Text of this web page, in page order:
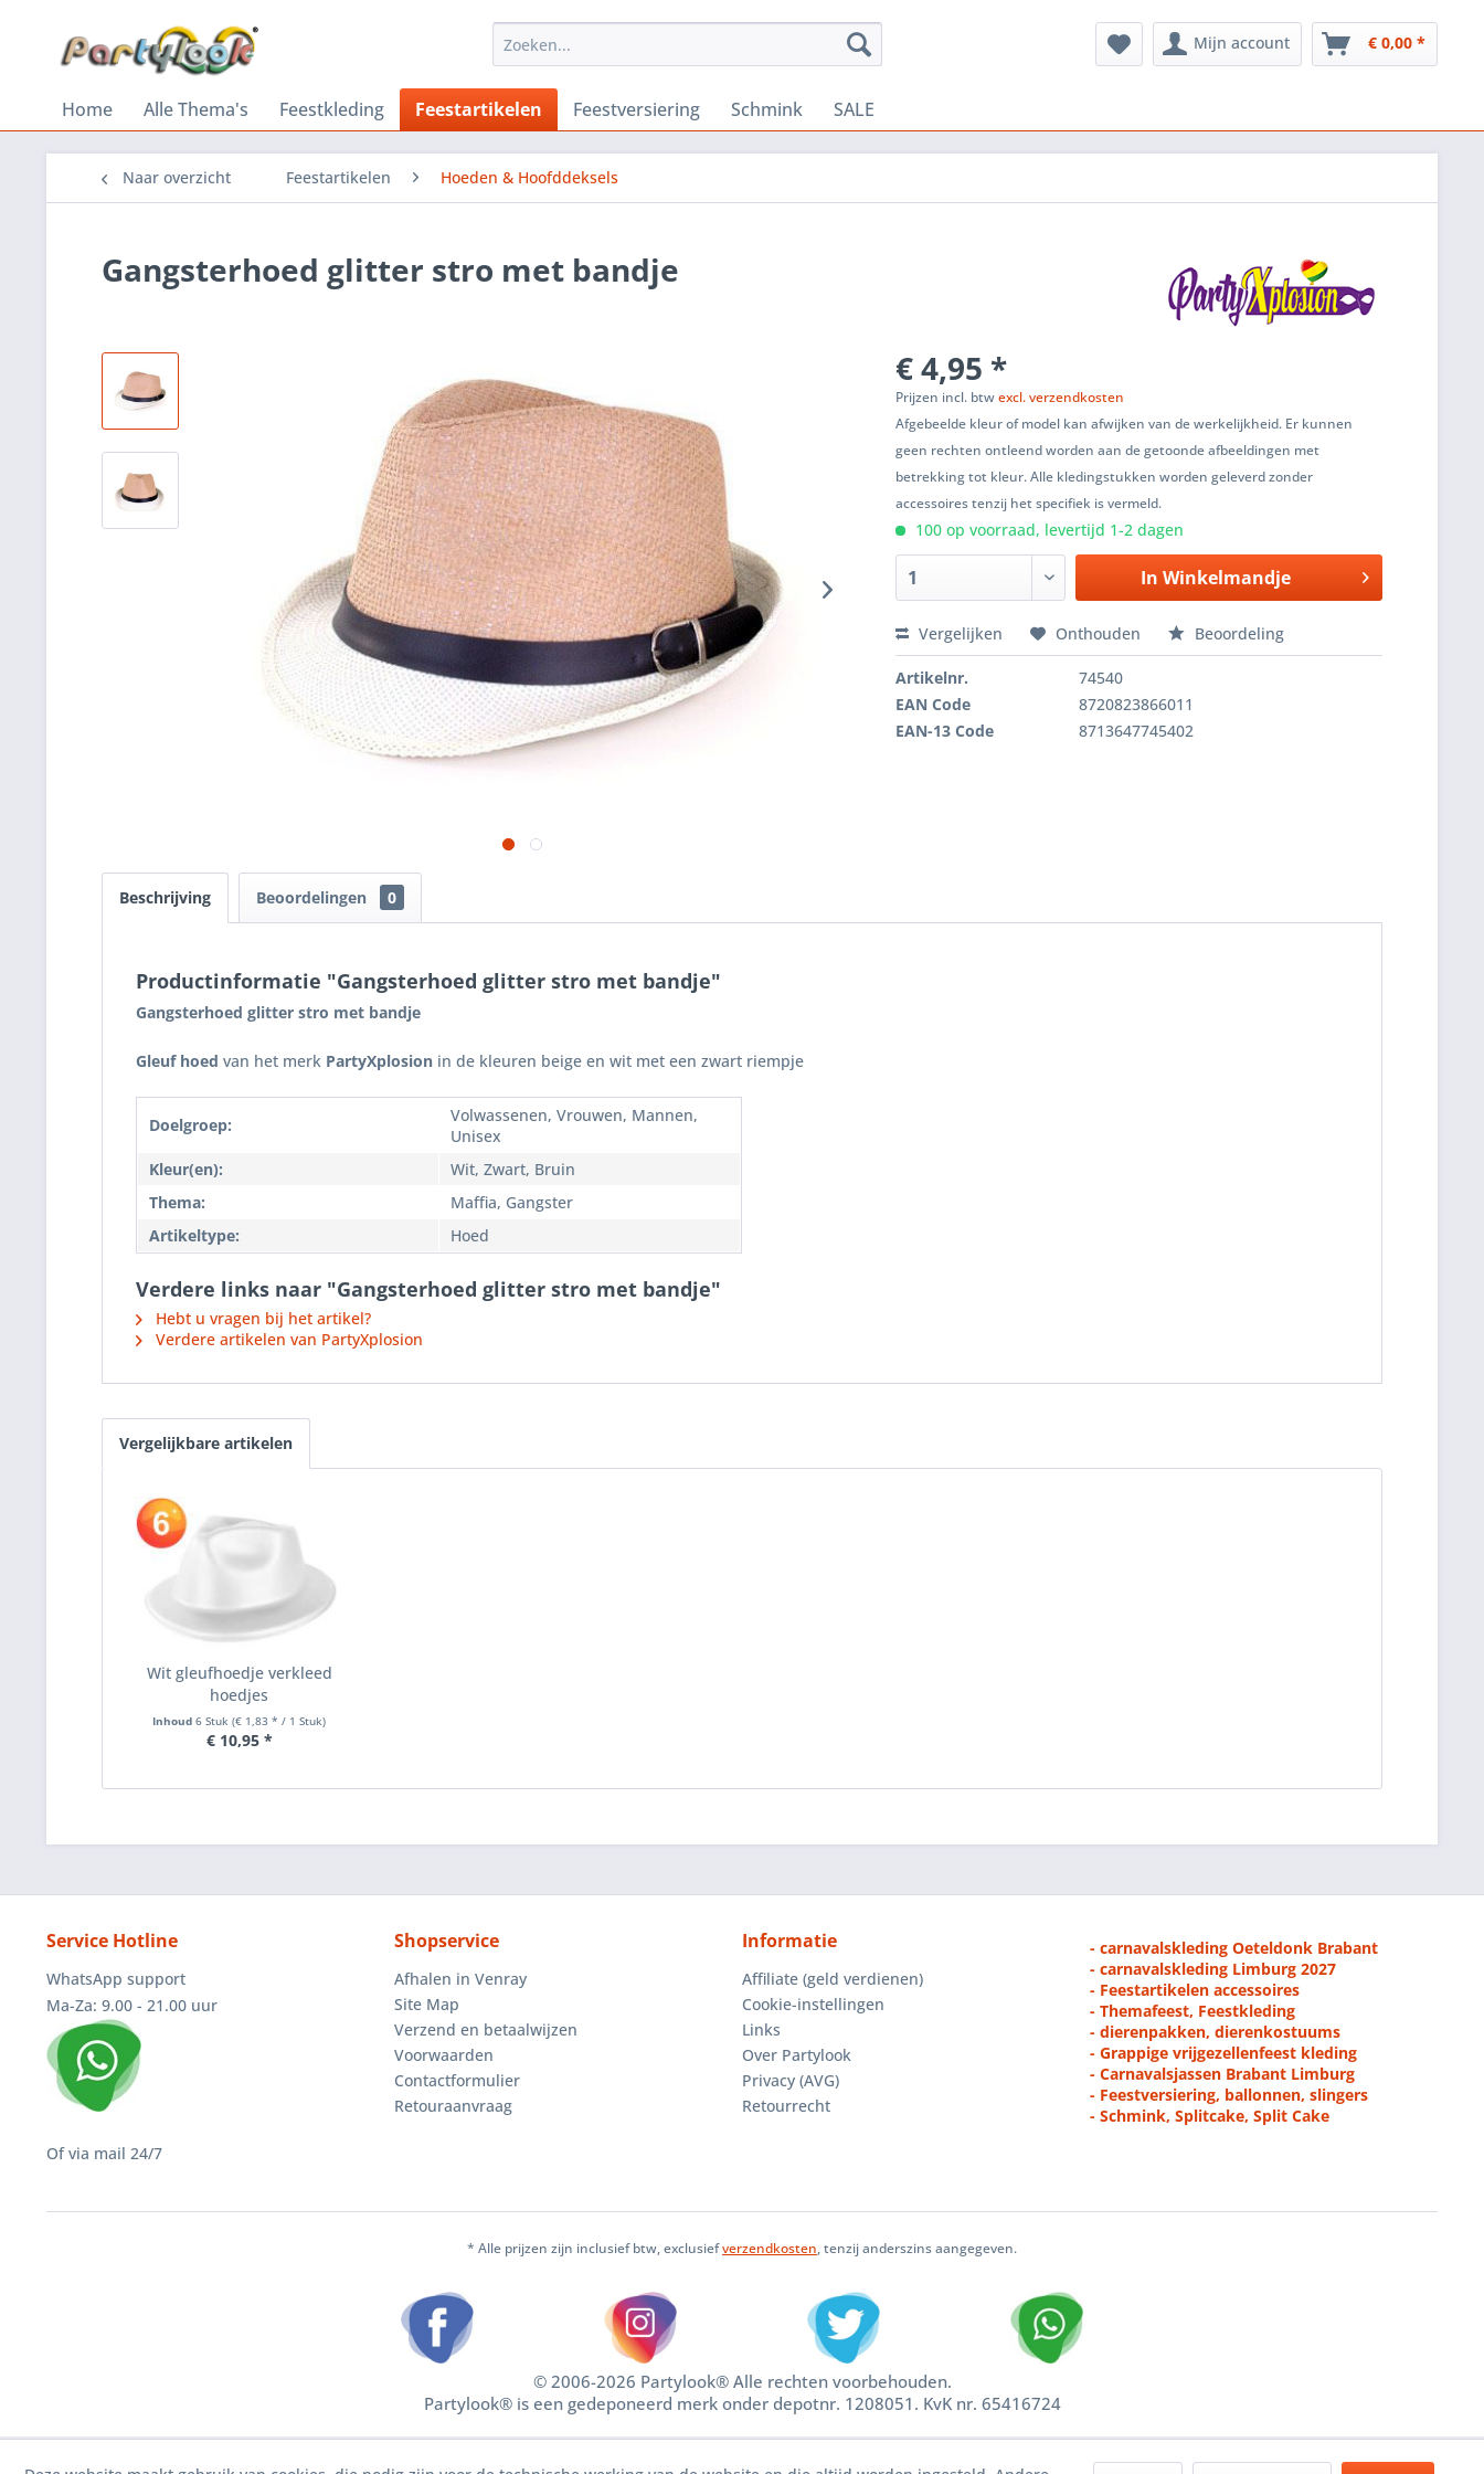
Mijn account € 0,00 *
Home Alle Thema's Feestkleding Feestartikelen Feestversiering Schmink SALE
Naar overzicht Feestartikelen Hoeden & Hoofddeksels
Gangsterhoed glitter stro met bandje
€ 4,95 *
Prijzen incl. btwexcl. verzendkosten
Afgebeelde kleur of model kan afwijken van de werkelijkheid. Er kunnen
geen rechten ontleend worden aan de getoonde afbeeldingen met
betrekking tot kleur. Alle kledingstukken worden geleverd zonder
accessoires tenzij het specifiek is vermeld.
100 op voorraad, levertijd 1-2 dagen
In Winkelmandje
Vergelijken Onthouden Beoordeling
Artikelnr.
74540
EAN Code
8720823866011
EAN-13 Code
8713647745402
Beschrijving Beoordelingen 0
Productinformatie "Gangsterhoed glitter stro met bandje"
Gangsterhoed glitter stro met bandje
Gleuf hoed van het merk PartyXplosion in de kleuren beige en wit met een zwart riempje
Doelgroep:
Volwassenen, Vrouwen, Mannen,
Unisex
Kleur(en):
Wit, Zwart, Bruin
Thema:
Maffia, Gangster
Artikeltype:
Hoed
Verdere links naar "Gangsterhoed glitter stro met bandje"
Hebt u vragen bij het artikel?
Verdere artikelen van PartyXplosion
Vergelijkbare artikelen
Wit gleufhoedje verkleed
hoedjes
Inhoud6 Stuk(€ 1,83 * / 1 Stuk)
€ 10,95 *
Service Hotline
WhatsApp support
Ma-Za: 9.00 - 21.00 uur
Of via mail 24/7
Shopservice
Afhalen in Venray
Site Map
Verzend en betaalwijzen
Voorwaarden
Contactformulier
Retouraanvraag
Informatie
Affiliate (geld verdienen)
Cookie-instellingen
Links
Over Partylook
Privacy (AVG)
Retourrecht
- carnavalskleding Oeteldonk Brabant
- carnavalskleding Limburg 2027
- Feestartikelen accessoires
- Themafeest, Feestkleding
- dierenpakken, dierenkostuums
- Grappige vrijgezellenfeest kleding
- Carnavalsjassen Brabant Limburg
- Feestversiering, ballonnen, slingers
- Schmink, Splitcake, Split Cake
* Alle prijzen zijn inclusief btw, exclusiefverzendkosten, tenzij anderszins aangegeven.
© 2006-2026 Partylook® Alle rechten voorbehouden.
Partylook® is een gedeponeerd merk onder depotnr. 1208051. KvK nr. 65416724